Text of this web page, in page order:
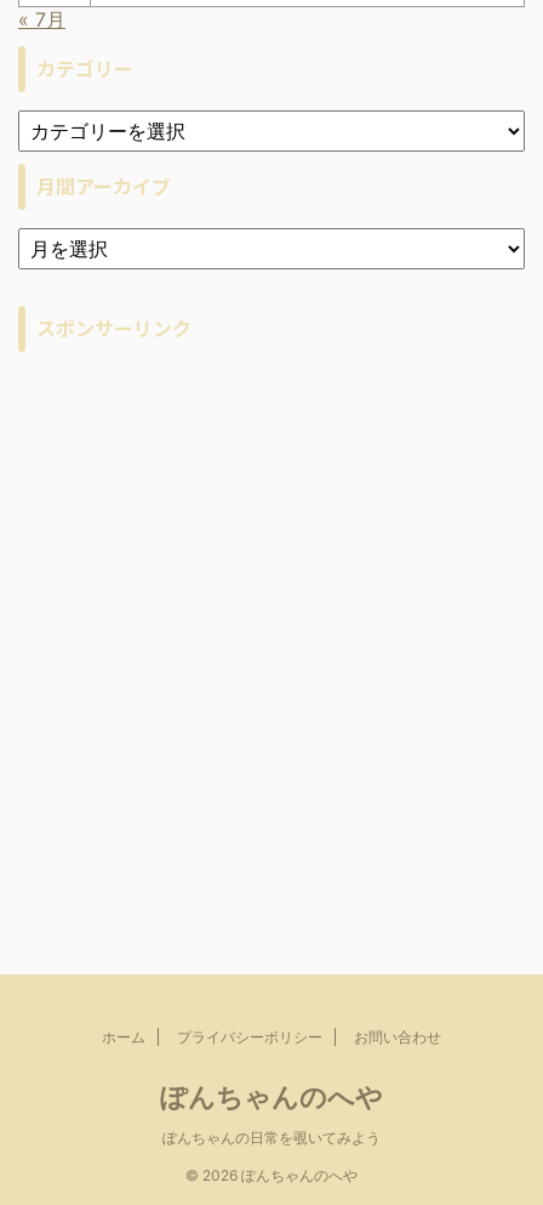
« 7月
カテゴリー
月間アーカイブ
ア
ー
ブ
スポンサーリンク
ホーム プライバシーポリシー お問い合わせ
ぽんちゃんのへや
ぽんちゃんの日常を覗いてみよう
© 2026 ぽんちゃんのへや